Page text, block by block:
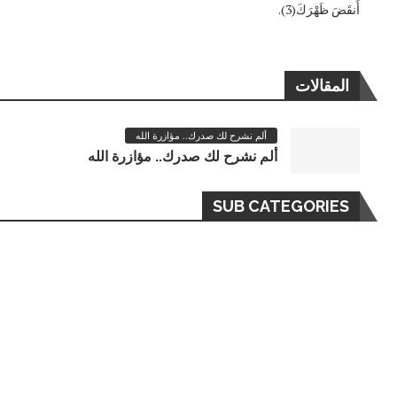
أَنقَضَ ظَهْرَكَ(3).
المقالات
ألم نشرح لك صدرك.. مؤازرة الله
ألم نشرح لك صدرك.. مؤازرة الله
SUB CATEGORIES